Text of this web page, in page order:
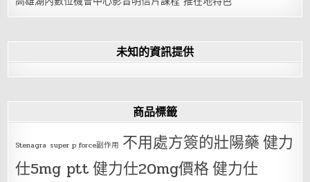
未知的資訊提供
商品標籤
Stenagra super p force副作用 不用處方簽的壯陽藥健力
仕5mg ptt健力仕20mg價格健力仕